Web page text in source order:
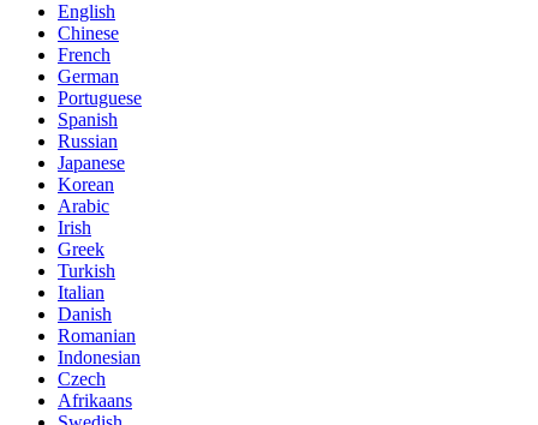
English
Chinese
French
German
Portuguese
Spanish
Russian
Japanese
Korean
Arabic
Irish
Greek
Turkish
Italian
Danish
Romanian
Indonesian
Czech
Afrikaans